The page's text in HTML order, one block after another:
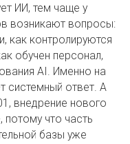
ИИ, тем чаще у
возникают вопросы:
как контролируются
обучен персонал,
AI. Именно на
системный ответ. А
внедрение нового
потому что часть
базы уже